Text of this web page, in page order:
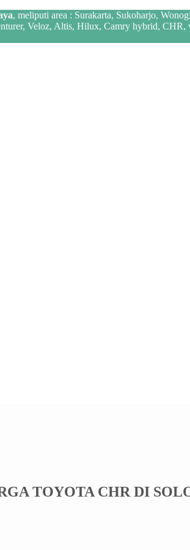
, meliputi area : Surakarta, Sukoharjo,
Veloz, Altis, Hilux, Camry hybrid,
TOYOTA CHR DI